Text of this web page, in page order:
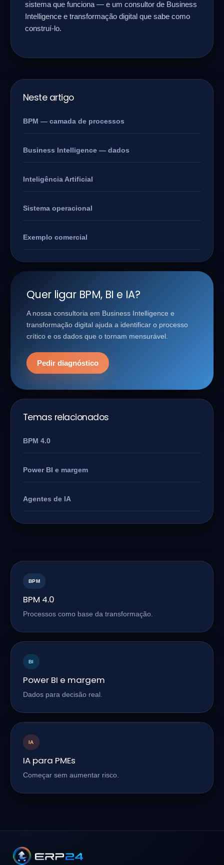
sistema que funciona — e um consultor de Business
Intelligence e transformação digital que sabe como
construí-lo.
Neste artigo
BPM — camada de processos
Business Intelligence — dados
Inteligência Artificial
Sistema operacional
Exemplo comercial
Quer ligar BPM, BI e IA?
A nossa consultoria em Business Intelligence e
transformação digital ajuda a identificar o processo
crítico e os dados que o tornam mensurável.
Pedir diagnóstico
Temas relacionados
BPM 4.0
Power BI e margem
Agentes de IA
BPM
BPM 4.0
Processos como base da transformação.
BI
Power BI e margem
Dados para decisão real.
IA
IA para PMEs
Começar sem aumentar risco.